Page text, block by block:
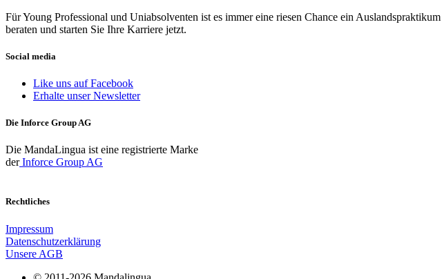
Für Young Professional und Uniabsolventen ist es immer eine riesen Chance ein
beraten und starten Sie Ihre Karriere jetzt.
Social media
Like uns auf Facebook
Erhalte unser Newsletter
Die Inforce Group AG
Die MandaLingua ist eine registrierte Marke
derInforce Group AG
Rechtliches
Impressum
Datenschutzerklärung
Unsere AGB